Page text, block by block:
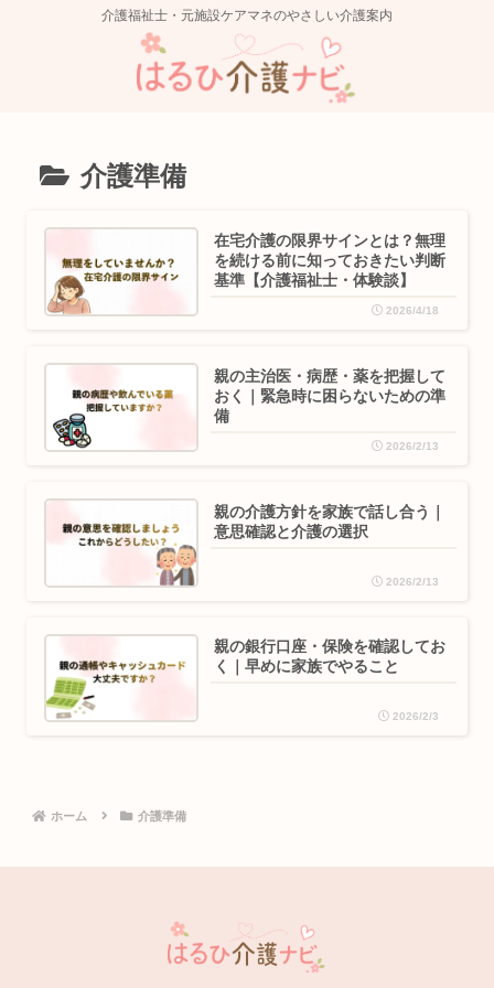
介護福祉士・元施設ケアマネのやさしい介護案内
介護準備
在宅介護の限界サインとは？無理
を続ける前に知っておきたい判断
基準【介護福祉士・体験談】
2026/4/18
親の主治医・病歴・薬を把握して
おく｜緊急時に困らないための準
備
2026/2/13
親の介護方針を家族で話し合う｜
意思確認と介護の選択
2026/2/13
親の銀行口座・保険を確認してお
く｜早めに家族でやること
2026/2/3
ホーム 介護準備